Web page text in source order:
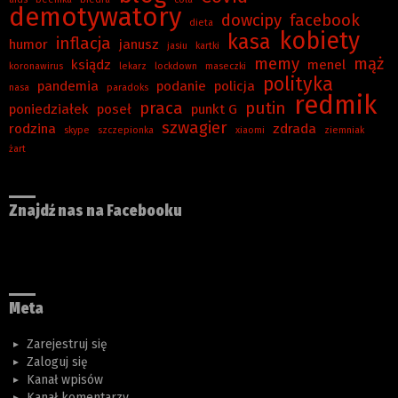
demotywatory dieta dowcipy facebook
humor inflacja janusz jasiu kartki kasa kobiety
koronawirus ksiądz lekarz lockdown maseczki memy menel mąż
nasa pandemia paradoks podanie policja polityka
poniedziałek poseł praca punkt G putin redmik
rodzina skype szczepionka szwagier xiaomi zdrada
ziemniak
żart
Znajdź nas na Facebooku
Meta
Zarejestruj się
Zaloguj się
Kanał wpisów